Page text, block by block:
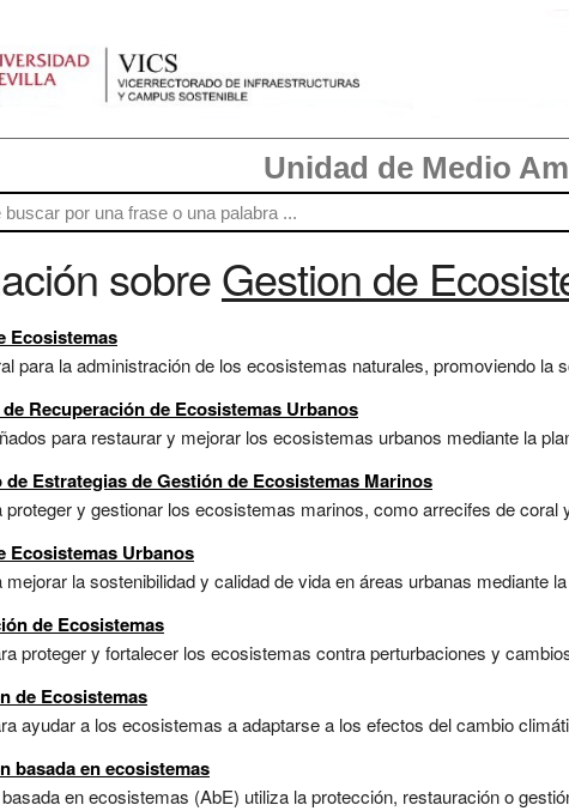
Unidad de Medio
sobreGestion de
Ecosistemas
para la administración de los ecosistemas naturales, promoviendo la
Recuperación de Ecosistemas Urbanos
para restaurar y mejorar los ecosistemas urbanos mediante la
de Estrategias de Gestión de Ecosistemas Marinos
proteger y gestionar los ecosistemas marinos, como arrecifes de
Ecosistemas Urbanos
la sostenibilidad y calidad de vida en áreas urbanas mediante
de Ecosistemas
proteger y fortalecer los ecosistemas contra perturbaciones y
de Ecosistemas
ayudar a los ecosistemas a adaptarse a los efectos del cambio
basada en ecosistemas
en ecosistemas (AbE) utiliza la protección, restauración o